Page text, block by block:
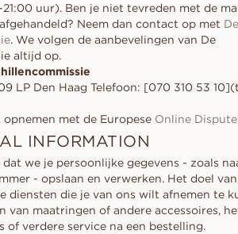
uur). Ben je niet tevreden met de
Neem dan contact op met De
. We volgen de aanbevelingen van De
altijd op.
LP Den Haag Telefoon: [070 310 53
met de Europese Online
INFORMATION
we je persoonlijke gegevens - zoals
- opslaan en verwerken. Het doel
diensten die je van ons wilt afnemen te
van maatringen of andere accessoires,
of verdere service na een bestelling.